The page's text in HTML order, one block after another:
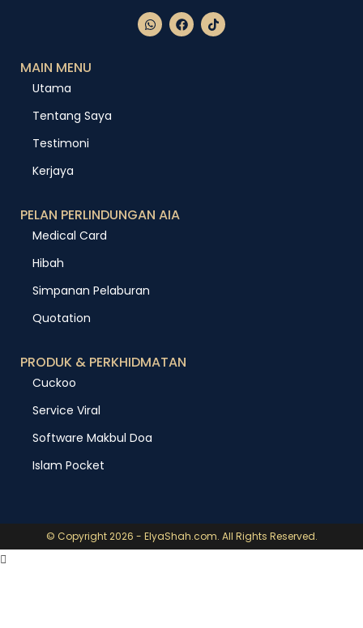
MAIN MENU
Utama
Tentang Saya
Testimoni
Kerjaya
PELAN PERLINDUNGAN AIA
Medical Card
Hibah
Simpanan Pelaburan
Quotation
PRODUK & PERKHIDMATAN
Cuckoo
Service Viral
Software Makbul Doa
Islam Pocket
© Copyright 2026 - ElyaShah.com. All Rights Reserved.